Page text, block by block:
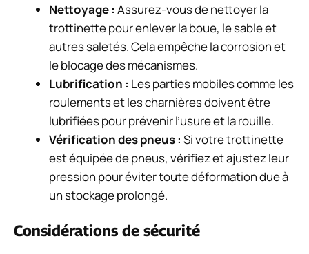
Nettoyage : Assurez-vous de nettoyer la
trottinette pour enlever la boue, le sable et
autres saletés. Cela empêche la corrosion et
le blocage des mécanismes.
Lubrification : Les parties mobiles comme les
roulements et les charnières doivent être
lubrifiées pour prévenir l’usure et la rouille.
Vérification des pneus : Si votre trottinette
est équipée de pneus, vérifiez et ajustez leur
pression pour éviter toute déformation due à
un stockage prolongé.
Considérations de sécurité